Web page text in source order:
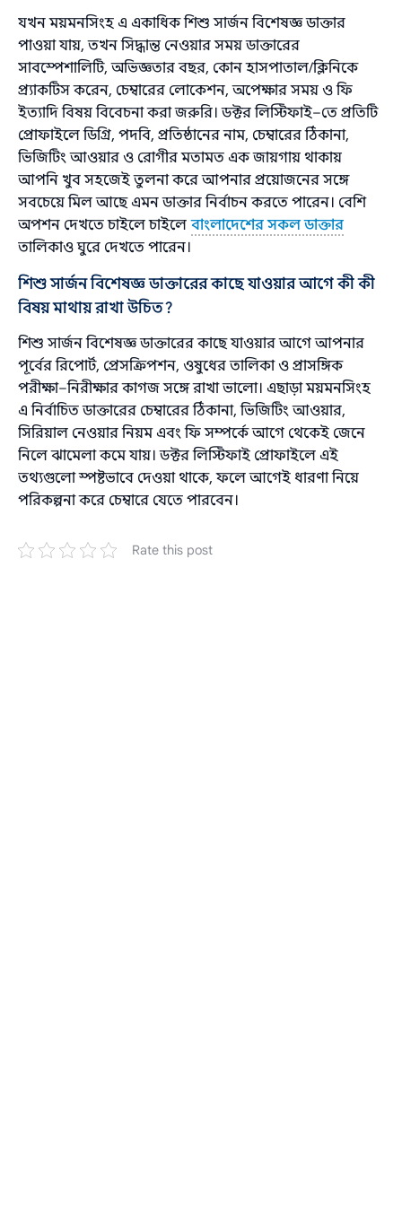
যখন ময়মনসিংহ এ একাধিক শিশু সার্জন বিশেষজ্ঞ ডাক্তার
পাওয়া যায়, তখন সিদ্ধান্ত নেওয়ার সময় ডাক্তারের
সাবস্পেশালিটি, অভিজ্ঞতার বছর, কোন হাসপাতাল/ক্লিনিকে
প্র্যাকটিস করেন, চেম্বারের লোকেশন, অপেক্ষার সময় ও ফি
ইত্যাদি বিষয় বিবেচনা করা জরুরি। ডক্টর লিস্টিফাই–তে প্রতিটি
প্রোফাইলে ডিগ্রি, পদবি, প্রতিষ্ঠানের নাম, চেম্বারের ঠিকানা,
ভিজিটিং আওয়ার ও রোগীর মতামত এক জায়গায় থাকায়
আপনি খুব সহজেই তুলনা করে আপনার প্রয়োজনের সঙ্গে
সবচেয়ে মিল আছে এমন ডাক্তার নির্বাচন করতে পারেন। বেশি
অপশন দেখতে চাইলে চাইলেবাংলাদেশের সকল ডাক্তার
তালিকাও ঘুরে দেখতে পারেন।
শিশু সার্জন বিশেষজ্ঞ ডাক্তারের কাছে যাওয়ার আগে কী কী
বিষয় মাথায় রাখা উচিত?
শিশু সার্জন বিশেষজ্ঞ ডাক্তারের কাছে যাওয়ার আগে আপনার
পূর্বের রিপোর্ট, প্রেসক্রিপশন, ওষুধের তালিকা ও প্রাসঙ্গিক
পরীক্ষা–নিরীক্ষার কাগজ সঙ্গে রাখা ভালো। এছাড়া ময়মনসিংহ
এ নির্বাচিত ডাক্তারের চেম্বারের ঠিকানা, ভিজিটিং আওয়ার,
সিরিয়াল নেওয়ার নিয়ম এবং ফি সম্পর্কে আগে থেকেই জেনে
নিলে ঝামেলা কমে যায়। ডক্টর লিস্টিফাই প্রোফাইলে এই
তথ্যগুলো স্পষ্টভাবে দেওয়া থাকে, ফলে আগেই ধারণা নিয়ে
পরিকল্পনা করে চেম্বারে যেতে পারবেন।
Rate this post